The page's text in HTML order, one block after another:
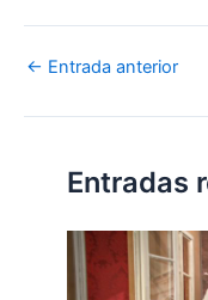
← Entrada anterior
Entradas